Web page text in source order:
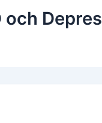
och